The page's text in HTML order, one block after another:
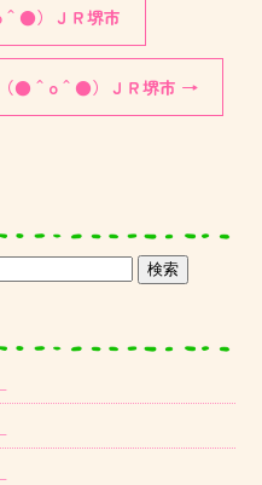
●）ＪＲ堺市
●＾o＾●）ＪＲ堺市 →